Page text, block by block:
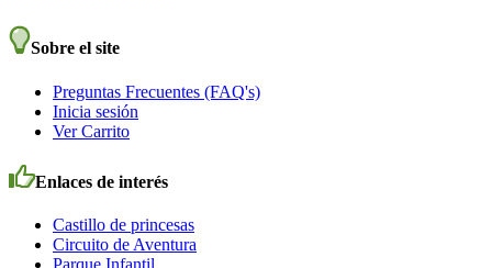
Sobre el site
Preguntas Frecuentes (FAQ's)
Inicia sesión
Ver Carrito
Enlaces de interés
Castillo de princesas
Circuito de Aventura
Parque Infantil